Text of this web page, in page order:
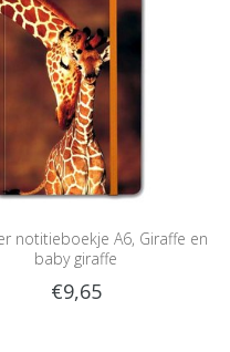
notitieboekje A6, Giraffe en
baby giraffe
€9,65